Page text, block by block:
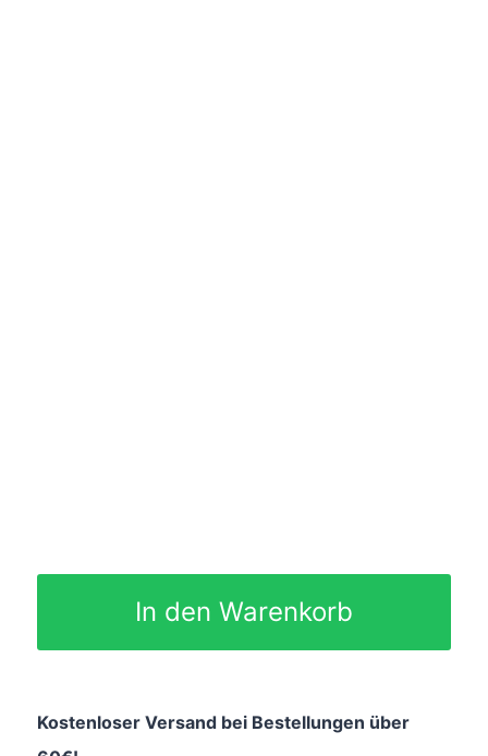
In den Warenkorb
Kostenloser Versand bei Bestellungen über